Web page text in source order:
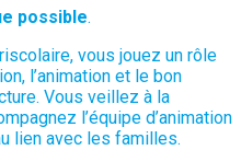
possible.
vous jouez un rôle
l’animation et le bon
Vous veillez à la
l’équipe d’animation
lien avec les familles.